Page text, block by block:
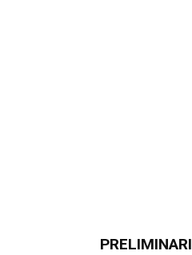
PRELIMINARI